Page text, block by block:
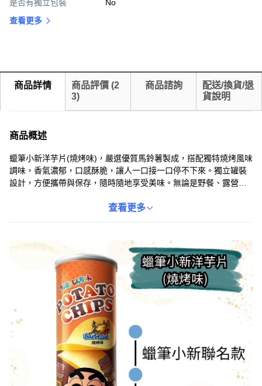
是否有獨立包裝
No
查看更多
商品詳情 商品評價 (2
3)
商品諮詢
配送/換貨/退
貨說明
商品概述
蠟筆小新洋芋片(燒烤味)，嚴選優質馬鈴薯製成，搭配獨特燒烤風味
調味，香氣濃郁，口感酥脆，讓人一口接一口停不下來。獨立罐裝
設計，方便攜帶與保存，隨時隨地享受美味。無論是野餐、露營、
色素及防腐劑，讓您安心享用。查看更多